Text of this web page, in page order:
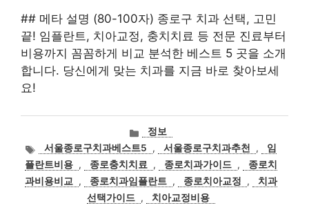
## 메타 설명 (80-100자) 종로구 치과 선택, 고민
끝! 임플란트, 치아교정, 충치치료 등 전문 진료부터
비용까지 꼼꼼하게 비교 분석한 베스트 5 곳을 소개
합니다. 당신에게 맞는 치과를 지금 바로 찾아보세
요!
카
테
고
리
정보
태
그
서울종로구치과베스트5 , 서울종로구치과추천 ,
임
플란트비용 , 종로충치치료 , 종로치과가이드 ,
종로치
과비용비교
, 종로치과임플란트 , 종로치아교정 ,
치과
선택가이드 , 치아교정비용